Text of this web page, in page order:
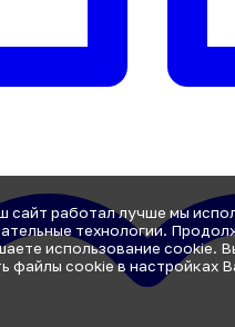
сайт работал лучше мы
технологии.
использование cookie.
файлы cookie в настройках